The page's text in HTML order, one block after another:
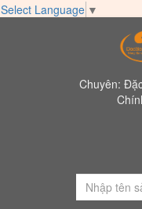
Select Language ▼
Chuyên: